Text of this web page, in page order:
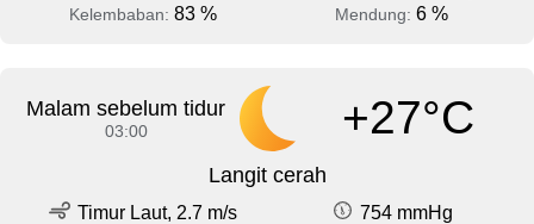
Kelembaban: 83 % Mendung: 6 %
Malam sebelum tidur
03:00 +27°C
Langit cerah
Timur Laut, 2.7 m/s
754 mmHg